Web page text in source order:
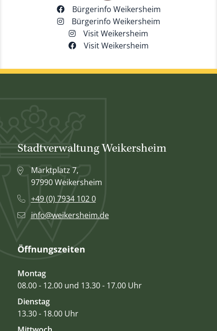
Bürgerinfo Weikersheim
Bürgerinfo Weikersheim
Visit Weikersheim
Visit Weikersheim
Stadtverwaltung Weikersheim
Marktplatz 7,
97990 Weikersheim
+49 (0) 7934 102 0
info@weikersheim.de
Öffnungszeiten
Montag
08.00 - 12.00 und 13.30 - 17.00 Uhr
Dienstag
13.30 - 18.00 Uhr